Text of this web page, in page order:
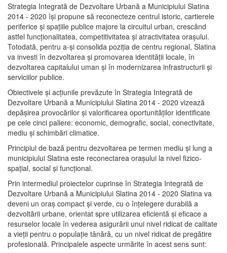
Strategia Integrată de Dezvoltare Urbană a Municipiului Slatina
2014 - 2020 își propune să reconecteze centrul istoric, cartierele
periferice şi spaţiile publice majore la circuitul urban, crescând
astfel funcţionalitatea, competitivitatea şi atractivitatea oraşului.
Totodată, pentru a-şi consolida poziţia de centru regional, Slatina
va investi în dezvoltarea şi promovarea identităţii locale, în
dezvoltarea capitalului uman şi în modernizarea infrastructurii şi
serviciilor publice.
Obiectivele şi acţiunile prevăzute în Strategia Integrată de
Dezvoltare Urbană a Municipiului Slatina 2014 - 2020 vizează
depășirea provocărilor şi valorificarea oportunităţilor identificate
pe cele cinci paliere: economic, demografic, social, conectivitate,
mediu şi schimbări climatice.
Principiul de bază pentru dezvoltarea pe termen mediu şi lung a
municipiului Slatina este reconectarea oraşului la nivel fizico-
spaţial, social şi funcţional.
Prin intermediul proiectelor cuprinse în Strategia Integrată de
Dezvoltare Urbană a Municipiului Slatina 2014 - 2020 Slatina va
deveni un oraş compact şi verde, cu o înţelegere durabilă a
dezvoltării urbane, orientat spre utilizarea eficientă şi eficace a
resurselor locale în vederea asigurării unui nivel ridicat de calitate
a vieţii pentru o populaţie tânără, cu un nivel ridicat de pregătire
profesională. Principalele aspecte urmărite în acest sens sunt: